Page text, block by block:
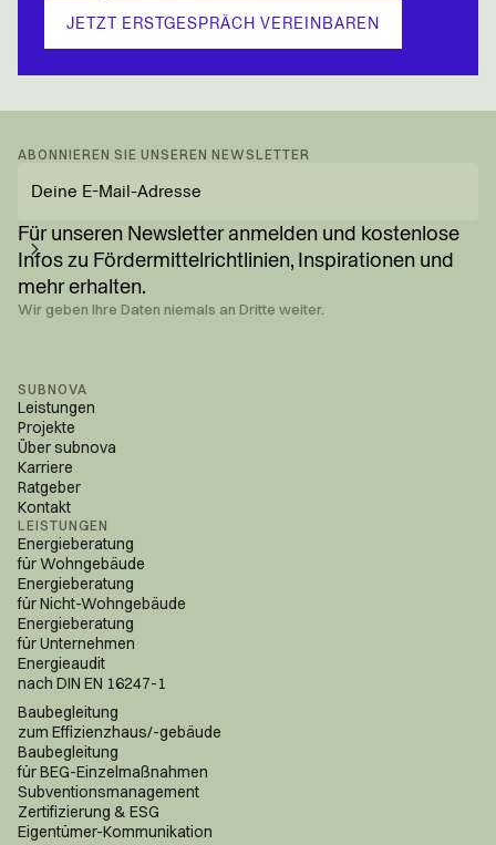
JETZT ERSTGESPRÄCH VEREINBAREN
ABONNIEREN SIE UNSEREN NEWSLETTER
Mail-
eingeben
Für unseren Newsletter anmelden und kostenlose
Infos zu Fördermittel­richtlinien, Inspirationen und
mehr erhalten.
Wir geben Ihre Daten niemals an Dritte weiter.
SUBNOVA
Leistungen
Projekte
Über subnova
Karriere
Ratgeber
Kontakt
LEISTUNGEN
Energieberatung
für Wohngebäude
Energieberatung
für Nicht-Wohngebäude
Energieberatung
für Unternehmen
Energieaudit
nach DIN EN 16247-1
Baubegleitung
zum Effizienzhaus/-gebäude
Baubegleitung
für BEG-Einzelmaßnahmen
Subventions­management
Zertifizierung & ESG
Eigentümer-Kommunikation